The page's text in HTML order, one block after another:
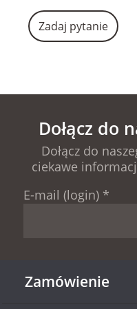
Zadaj pytanie
Dołącz do
Dołącz do
ciekawe
E-mail (login) *
Zamówienie